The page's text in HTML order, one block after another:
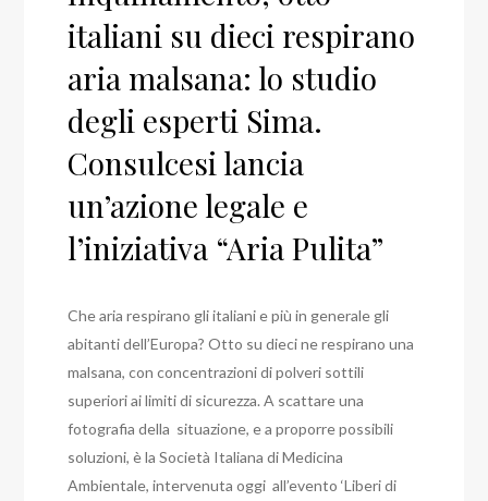
italiani su dieci respirano
aria malsana: lo studio
degli esperti Sima.
Consulcesi lancia
un’azione legale e
l’iniziativa “Aria Pulita”
Che aria respirano gli italiani e più in generale gli
abitanti dell’Europa? Otto su dieci ne respirano una
malsana, con concentrazioni di polveri sottili
superiori ai limiti di sicurezza. A scattare una
fotografia della situazione, e a proporre possibili
soluzioni, è la Società Italiana di Medicina
Ambientale, intervenuta oggi all’evento ‘Liberi di